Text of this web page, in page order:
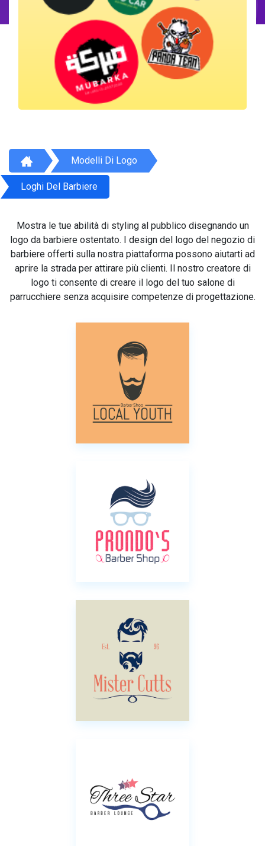
Modelli Di Logo
Loghi Del Barbiere
Mostra le tue abilità di styling al pubblico disegnando un
logo da barbiere ostentato. I design del logo del negozio di
barbiere offerti sulla nostra piattaforma possono aiutarti ad
aprire la strada per attirare più clienti. Il nostro creatore di
logo ti consente di creare il logo del tuo salone di
parrucchiere senza acquisire competenze di progettazione.